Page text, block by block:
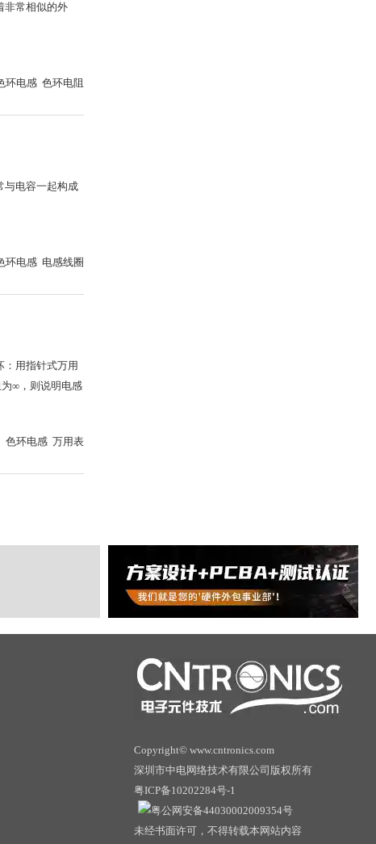
非常相似的外
环电感 色环电阻
与电容一起构成
环电感 电感线圈
：用指针式万用
∞，则说明电感
色环电感 万用表
Copyright© www.cntronics.com
深圳市中电网络技术有限公司版权所有
粤ICP备10202284号-1
粤公网安备44030002009354号
未经书面许可，不得转载本网站内容